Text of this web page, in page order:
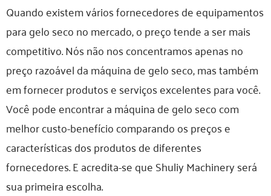
Quando existem vários fornecedores de equipamentos
para gelo seco no mercado, o preço tende a ser mais
competitivo. Nós não nos concentramos apenas no
preço razoável da máquina de gelo seco, mas também
em fornecer produtos e serviços excelentes para você.
Você pode encontrar a máquina de gelo seco com
melhor custo-benefício comparando os preços e
características dos produtos de diferentes
fornecedores. E acredita-se que Shuliy Machinery será
sua primeira escolha.